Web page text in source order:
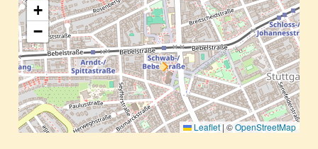
+
−
Leaflet |©OpenStreetMap